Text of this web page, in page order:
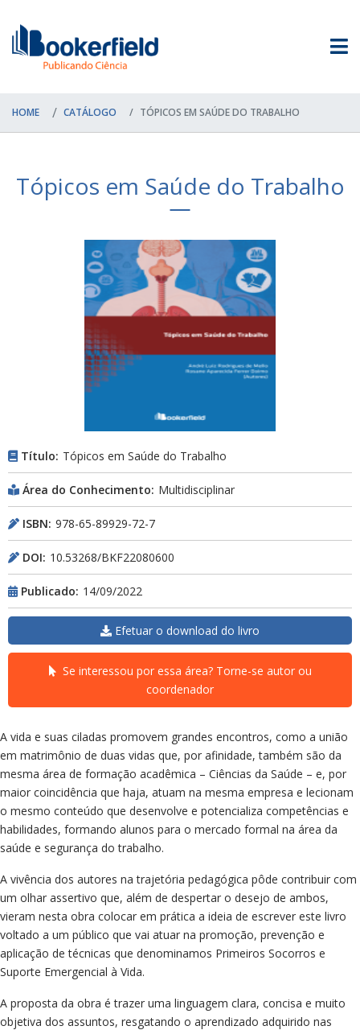
HOME CATÁLOGO TÓPICOS EM SAÚDE DO TRABALHO
Tópicos em Saúde do Trabalho
Título: Tópicos em Saúde do Trabalho
Área do Conhecimento: Multidisciplinar
ISBN: 978-65-89929-72-7
DOI: 10.53268/BKF22080600
Publicado: 14/09/2022
Efetuar o download do livro
Se interessou por essa área? Torne-se autor ou
coordenador
A vida e suas ciladas promovem grandes encontros, como a união
em matrimônio de duas vidas que, por afinidade, também são da
mesma área de formação acadêmica – Ciências da Saúde – e, por
maior coincidência que haja, atuam na mesma empresa e lecionam
o mesmo conteúdo que desenvolve e potencializa competências e
habilidades, formando alunos para o mercado formal na área da
saúde e segurança do trabalho.
A vivência dos autores na trajetória pedagógica pôde contribuir com
um olhar assertivo que, além de despertar o desejo de ambos,
vieram nesta obra colocar em prática a ideia de escrever este livro
voltado a um público que vai atuar na promoção, prevenção e
aplicação de técnicas que denominamos Primeiros Socorros e
Suporte Emergencial à Vida.
A proposta da obra é trazer uma linguagem clara, concisa e muito
objetiva dos assuntos, resgatando o aprendizado adquirido nas